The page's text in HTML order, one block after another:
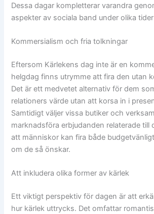
Dessa dagar kompletterar varandra
aspekter av sociala band under olika
Kommersialism och fria tolkningar
Eftersom Kärlekens dag inte är en
helgdag finns utrymme att fira den utan
Det är ett medvetet alternativ för dem
relationers värde utan att korsa in i
Samtidigt väljer vissa butiker och
marknadsföra erbjudanden relaterade till
att människor kan fira både
om de så önskar.
Att inkludera olika former av kärlek
Ett viktigt perspektiv för dagen är att
hur kärlek uttrycks. Det omfattar